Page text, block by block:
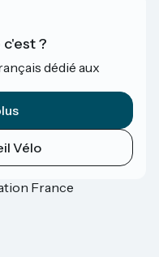
c'est ?
dédié aux
Vélo
France